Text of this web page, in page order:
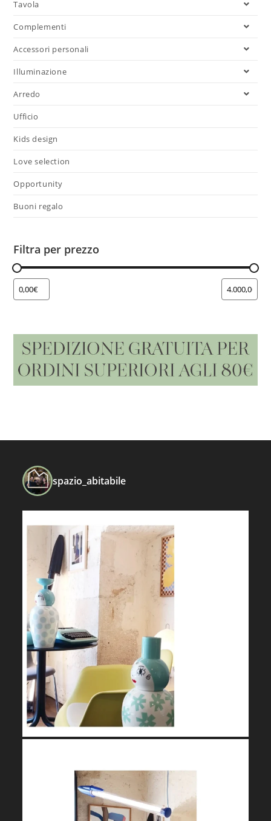
Tavola
Complementi
Accessori personali
Illuminazione
Arredo
Ufficio
Kids design
Love selection
Opportunity
Buoni regalo
Filtra per prezzo
spazio_abitabile